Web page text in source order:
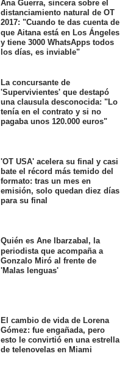
Ana Guerra, sincera sobre el
distanciamiento natural de OT
2017: "Cuando te das cuenta de
que Aitana está en Los Ángeles
y tiene 3000 WhatsApps todos
los días, es inviable"
La concursante de
'Supervivientes' que destapó
una clausula desconocida: "Lo
tenía en el contrato y si no
pagaba unos 120.000 euros"
'OT USA' acelera su final y casi
bate el récord más temido del
formato: tras un mes en
emisión, solo quedan diez días
para su final
Quién es Ane Ibarzabal, la
periodista que acompaña a
Gonzalo Miró al frente de
'Malas lenguas'
El cambio de vida de Lorena
Gómez: fue engañada, pero
esto le convirtió en una estrella
de telenovelas en Miami